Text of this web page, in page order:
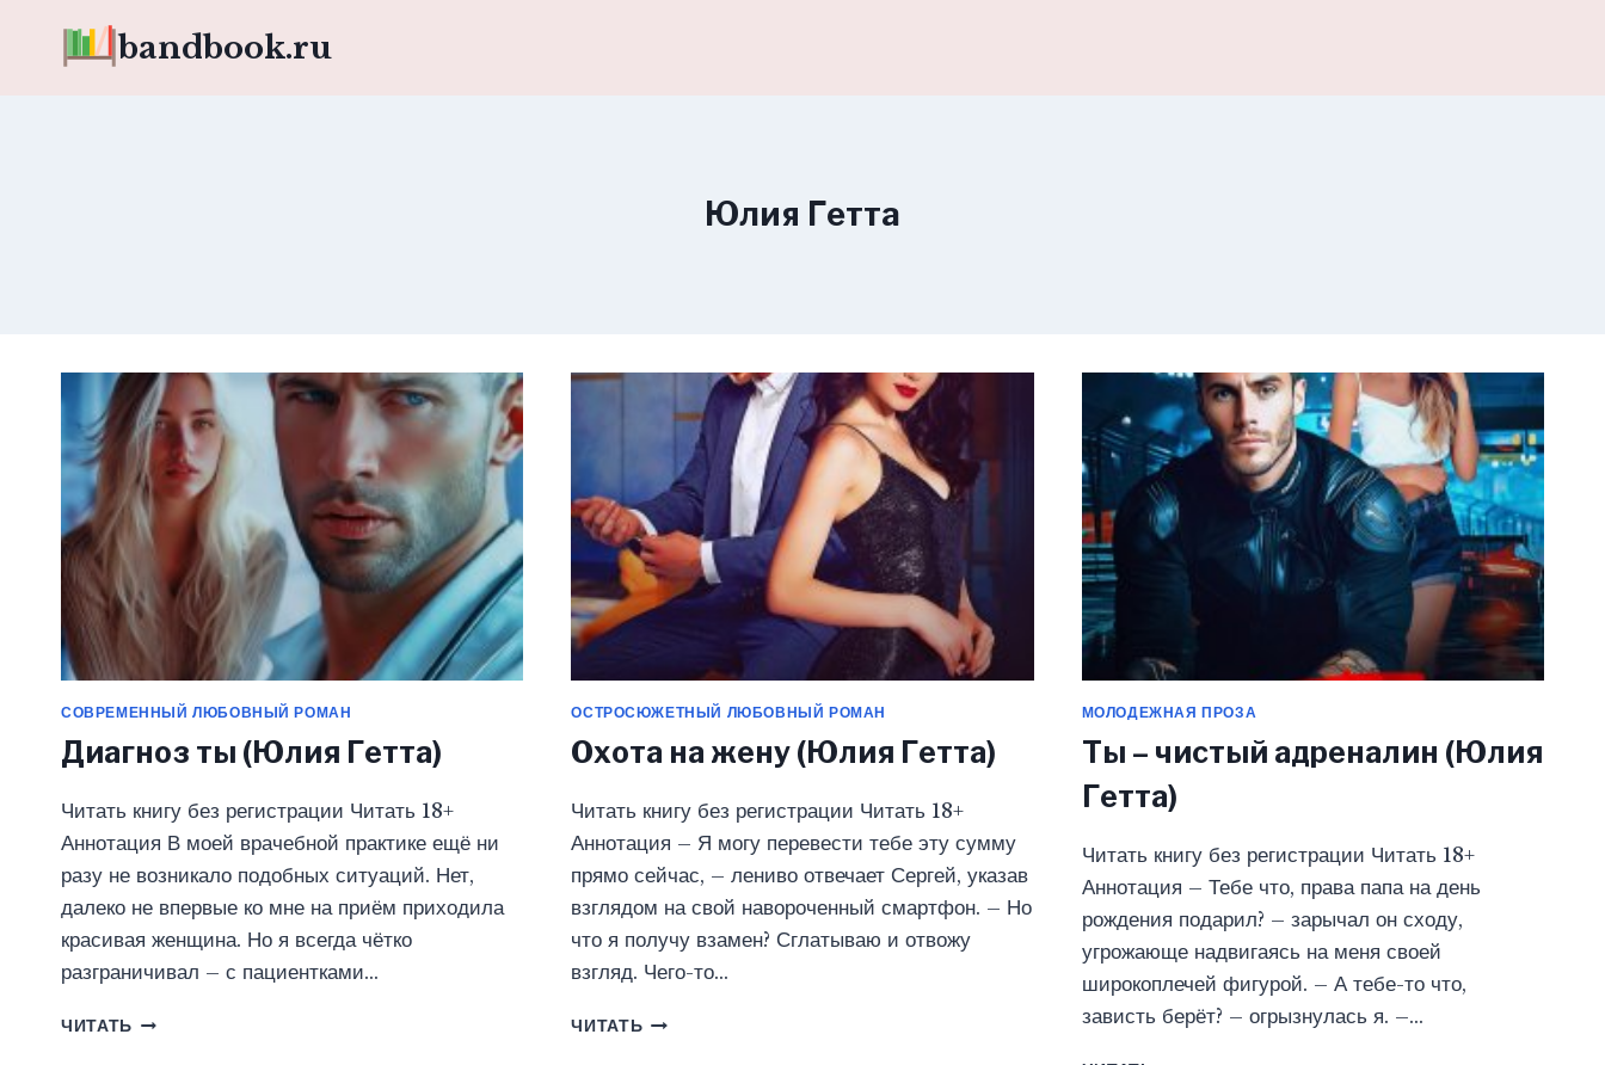
bandbook.ru
Юлия Гетта
СОВРЕМЕННЫЙ ЛЮБОВНЫЙ РОМАН
Диагноз ты (Юлия Гетта)
Читать книгу без регистрации Читать 18+
Аннотация В моей врачебной практике ещё ни
разу не возникало подобных ситуаций. Нет,
далеко не впервые ко мне на приём приходила
красивая женщина. Но я всегда чётко
разграничивал – с пациентками…
ЧИТАТЬ ДИАГНОЗ
ОСТРОСЮЖЕТНЫЙ ЛЮБОВНЫЙ РОМАН
Охота на жену (Юлия Гетта)
Читать книгу без регистрации Читать 18+
Аннотация – Я могу перевести тебе эту сумму
прямо сейчас, – лениво отвечает Сергей, указав
взглядом на свой навороченный смартфон. – Но
что я получу взамен? Сглатываю и отвожу
взгляд. Чего-то…
ЧИТАТЬ ОХОТА
МОЛОДЕЖНАЯ ПРОЗА
Ты – чистый адреналин (Юлия
Гетта)
Читать книгу без регистрации Читать 18+
Аннотация – Тебе что, права папа на день
рождения подарил? – зарычал он сходу,
угрожающе надвигаясь на меня своей
широкоплечей фигурой. – А тебе-то что,
зависть берёт? – огрызнулась я. –…